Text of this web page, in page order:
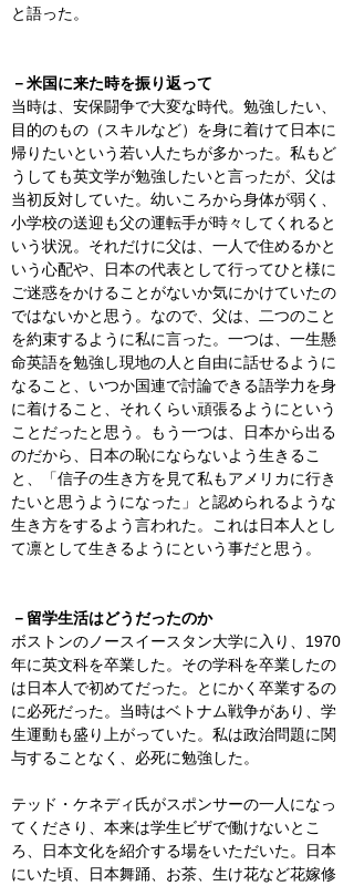
と語った。
－米国に来た時を振り返って
当時は、安保闘争で大変な時代。勉強したい、
目的のもの（スキルなど）を身に着けて日本に
帰りたいという若い人たちが多かった。私もど
うしても英文学が勉強したいと言ったが、父は
当初反対していた。幼いころから身体が弱く、
小学校の送迎も父の運転手が時々してくれると
いう状況。それだけに父は、一人で住めるかと
いう心配や、日本の代表として行ってひと様に
ご迷惑をかけることがないか気にかけていたの
ではないかと思う。なので、父は、二つのこと
を約束するように私に言った。一つは、一生懸
命英語を勉強し現地の人と自由に話せるように
なること、いつか国連で討論できる語学力を身
に着けること、それくらい頑張るようにという
ことだったと思う。もう一つは、日本から出る
のだから、日本の恥にならないよう生きるこ
と、「信子の生き方を見て私もアメリカに行き
たいと思うようになった」と認められるような
生き方をするよう言われた。これは日本人とし
て凛として生きるようにという事だと思う。
－留学生活はどうだったのか
ボストンのノースイースタン大学に入り、 1970
年に英文科を卒業した。その学科を卒業したの
は日本人で初めてだった。とにかく卒業するの
に必死だった。当時はベトナム戦争があり、学
生運動も盛り上がっていた。私は政治問題に関
与することなく、必死に勉強した。
テッド・ケネディ氏がスポンサーの一人になっ
てくださり、本来は学生ビザで働けないとこ
ろ、日本文化を紹介する場をいただいた。日本
にいた頃、日本舞踊、お茶、生け花など花嫁修